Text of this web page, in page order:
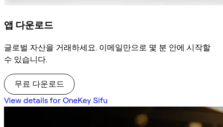
앱 다운로드
글로벌 자산을 거래하세요. 이메일만으로 몇 분 안에 시작할
수 있습니다.
무료 다운로드
View details for OneKey Sifu